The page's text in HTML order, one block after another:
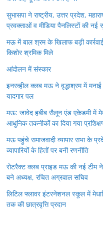
सुभासपा ने राष्ट्रीय, उत्तर प्रदेश,
प्रवक्ताओं व मीडिया पैनलिस्टों की नई
मऊ में बाल श्रम के खिलाफ बड़ी
किशोर श्रमिक मिले
आंदोलन में संस्कार
इनरव्हील क्लब मऊ ने वृद्धाश्रम में मनाई
यादगार पल
मऊ: जावेद हबीब सैलून एंड एकेडमी में
आधुनिक तकनीकों का दिया गया
मऊ पहुंचे समाजवादी व्यापार सभा के
व्यापारियों के हितों पर बनी रणनीति
रोटरैक्ट क्लब प्राइड मऊ की नई टीम ने
बने अध्यक्ष, रचित अग्रवाल सचिव
लिटिल फ्लावर इंटरनेशनल स्कूल में
तक की छात्रवृत्ति प्रदान